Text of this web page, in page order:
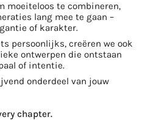
moeiteloos te combineren,
lang mee te gaan –
of karakter.
persoonlijks, creëren we ook
ontwerpen die ontstaan
of intentie.
onderdeel van jouw
chapter.